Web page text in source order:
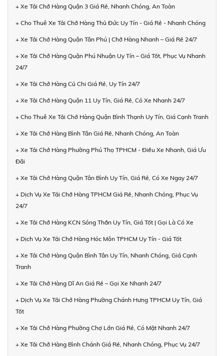
+ Xe Tải Chở Hàng Quận 3 Giá Rẻ, Nhanh Chóng, An Toàn
+ Cho Thuê Xe Tải Chở Hàng Thủ Đức Uy Tín - Giá Rẻ - Nhanh Chóng
+ Xe Tải Chở Hàng Quận Tân Phú | Chở Hàng Nhanh – Giá Rẻ 24/7
+ Xe Tải Chở Hàng Quận Phú Nhuận Uy Tín – Giá Tốt, Phục Vụ Nhanh
24/7
+ Xe Tải Chở Hàng Củ Chi Giá Rẻ, Uy Tín 24/7
+ Xe Tải Chở Hàng Quận 11 Uy Tín, Giá Rẻ, Có Xe Nhanh 24/7
+ Cho Thuê Xe Tải Chở Hàng Quận Bình Thạnh Uy Tín, Giá Cạnh Tranh
+ Xe Tải Chở Hàng Bình Tân Giá Rẻ, Nhanh Chóng, An Toàn
+ Xe Tải Chở Hàng Phường Phú Thọ TPHCM - Điều Xe Nhanh, Giá Ưu
Đãi
+ Xe Tải Chở Hàng Quận Tân Bình Uy Tín, Giá Rẻ, Có Xe Ngay 24/7
+ Dịch Vụ Xe Tải Chở Hàng TPHCM Giá Rẻ, Nhanh Chóng, Phục Vụ
24/7
+ Xe Tải Chở Hàng KCN Sóng Thần Uy Tín, Giá Tốt | Gọi Là Có Xe
+ Dịch Vụ Xe Tải Chở Hàng Hóc Môn TPHCM Uy Tín - Giá Tốt
+ Xe Tải Chở Hàng Quận Bình Tân Uy Tín, Nhanh Chóng, Giá Cạnh
Tranh
+ Xe Tải Chở Hàng Dĩ An Giá Rẻ – Gọi Xe Nhanh 24/7
+ Dịch Vụ Xe Tải Chở Hàng Phường Chánh Hưng TPHCM Uy Tín, Giá
Tốt
+ Xe Tải Chở Hàng Phường Chợ Lớn Giá Rẻ, Có Mặt Nhanh 24/7
+ Xe Tải Chở Hàng Bình Chánh Giá Rẻ, Nhanh Chóng, Phục Vụ 24/7